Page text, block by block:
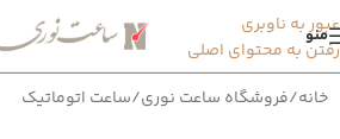
عبور به ناوبری
رفتن به محتوای اصلی
منو
خانه/فروشگاه ساعت نوری/ساعت اتوماتیک